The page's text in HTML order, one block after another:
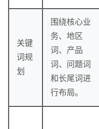
关键
词规
划
围绕核心业
务、地区
词、产品
词、问题词
和长尾词进
行布局。
企业网站建